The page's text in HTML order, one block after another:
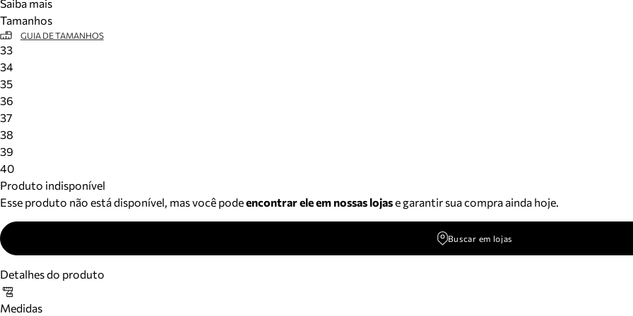
Saiba mais
Tamanhos
GUIA DE TAMANHOS
33
34
35
36
37
38
39
40
Produto indisponível
Esse produto não está disponível, mas você podeencontrar ele em nossas lojase garantir sua compra ainda hoje.
Buscar em lojas
Detalhes do produto
Medidas